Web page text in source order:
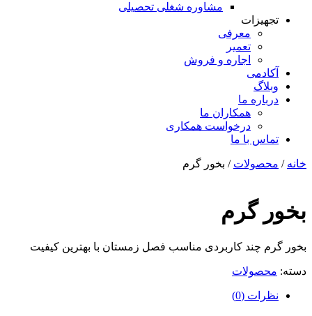
مشاوره شغلی تحصیلی
تجهیزات
معرفی
تعمیر
اجاره و فروش
آکادمی
وبلاگ
درباره ما
همکاران ما
درخواست همکاری
تماس با ما
خانه / محصولات / بخور گرم
بخور گرم
بخور گرم چند کاربردی مناسب فصل زمستان با بهترین کیفیت
دسته: محصولات
نظرات (0)